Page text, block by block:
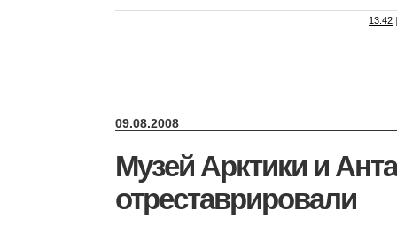
13:42 |
09.08.2008
Музей Арктики и
отреставрировали